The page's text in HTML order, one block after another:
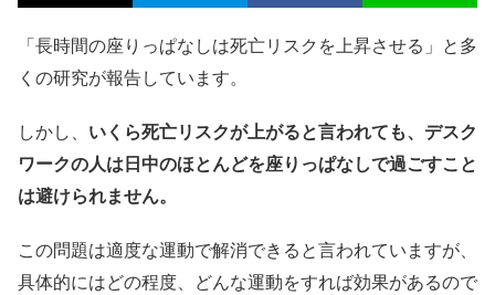
「長時間の座りっぱなしは死亡リスクを上昇させる」と多
くの研究が報告しています。
しかし、 いくら死亡リスクが上がると言われても、デスク
ワークの人は日中のほとんどを座りっぱなしで過ごすこと
は避けられません。
この問題は適度な運動で解消できると言われていますが、
具体的にはどの程度、どんな運動をすれば効果があるので